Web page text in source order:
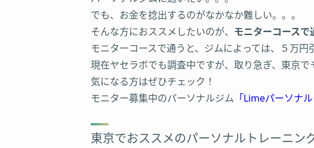
でも、お金を捻出するのがなかなか難しい。。。
そんな方におススメしたいのが、 モニターコースで
モニターコースで通うと、ジムによっては、５万円
現在ヤセラボでも調査中ですが、取り急ぎ、東京で
気になる方はぜひチェック！
モニター募集中のパーソナルジム 「Limeパーソナ
東京でおススメのパーソナルトレーニン